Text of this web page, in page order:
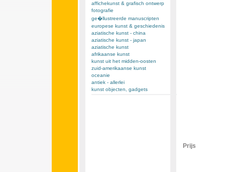
affichekunst & grafisch ontwerp
fotografie
ge�llustreerde manuscripten
europese kunst & geschiedenis
aziatische kunst - china
aziatische kunst - japan
aziatische kunst
afrikaanse kunst
kunst uit het midden-oosten
zuid-amerikaanse kunst
oceanie
antiek - allerlei
kunst objecten, gadgets
Prijs